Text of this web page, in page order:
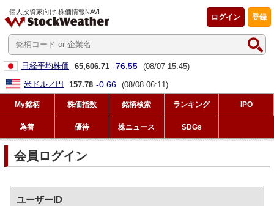
個人投資家向け 株価情報NAVI
登録
ログイン
日経平均株価 65,606.71 -76.55 (08/07 15:45)
米ドル／円
157.78 -0.66 (08/08 06:11)
My銘柄 株価指数 銘柄検索 ランキング IPO
為替 優待 株ニュース SDGs
会員ログイン
ユーザーID